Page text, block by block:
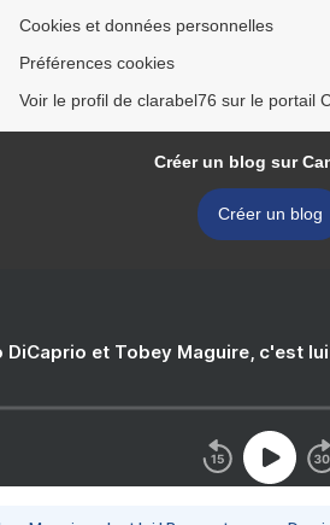
Cookies et données personnelles
Préférences cookies
Voir le profil de clarabel76 sur le portail
Créer un blog sur
Créer un blog
DiCaprio et Tobey Maguire, c'est